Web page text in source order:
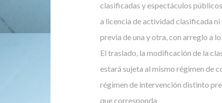
clasificadas y espectáculos
a licencia de actividad clasificada
previa de una y otra, con arreglo a
El traslado, la modificación de la
estará sujeta al mismo régimen de
régimen de intervención distinto
que corresponda